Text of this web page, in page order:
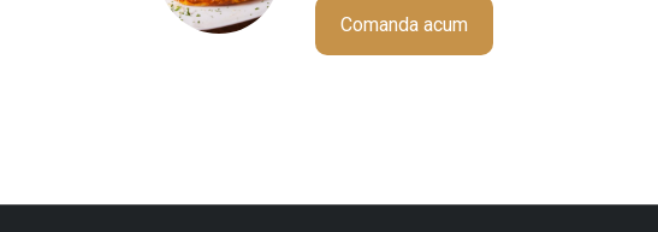
Comanda acum